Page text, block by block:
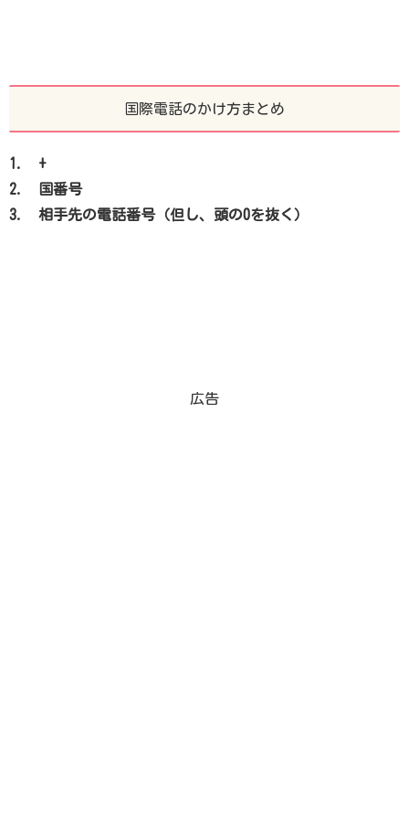
国際電話のかけ方まとめ
1. +
2. 国番号
3. 相手先の電話番号（但し、頭の0を抜く）
広告